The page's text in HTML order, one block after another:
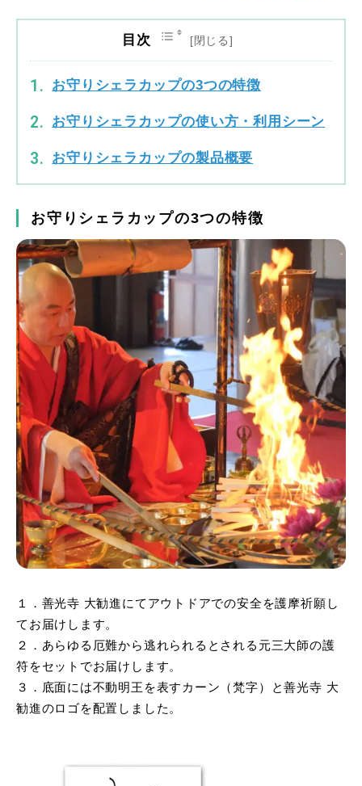
目次
お守りシェラカップの3つの特徴
お守りシェラカップの使い方・利用シーン
お守りシェラカップの製品概要
お守りシェラカップの3つの特徴
１．善光寺 大勧進にてアウトドアでの安全を護摩祈願し
てお届けします。
２．あらゆる厄難から逃れられるとされる元三大師の護
符をセットでお届けします。
３．底面には不動明王を表すカーン（梵字）と善光寺 大
勧進のロゴを配置しました。